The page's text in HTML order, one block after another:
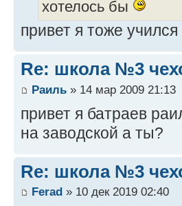
хотелось бы
привет я тоже
Re: школа №3
Раиль » 14 мар 2009 21:13
привет я батраев
на заводской а ты?
Re: школа №3
Ferad » 10 дек 2019 02:40